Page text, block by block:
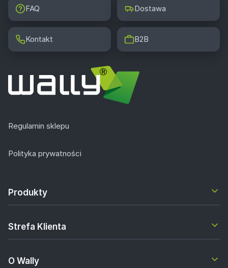
FAQ Dostawa
Kontakt B2B
Regulamin sklepu
Polityka prywatności
Produkty
Strefa Klienta
O Wally